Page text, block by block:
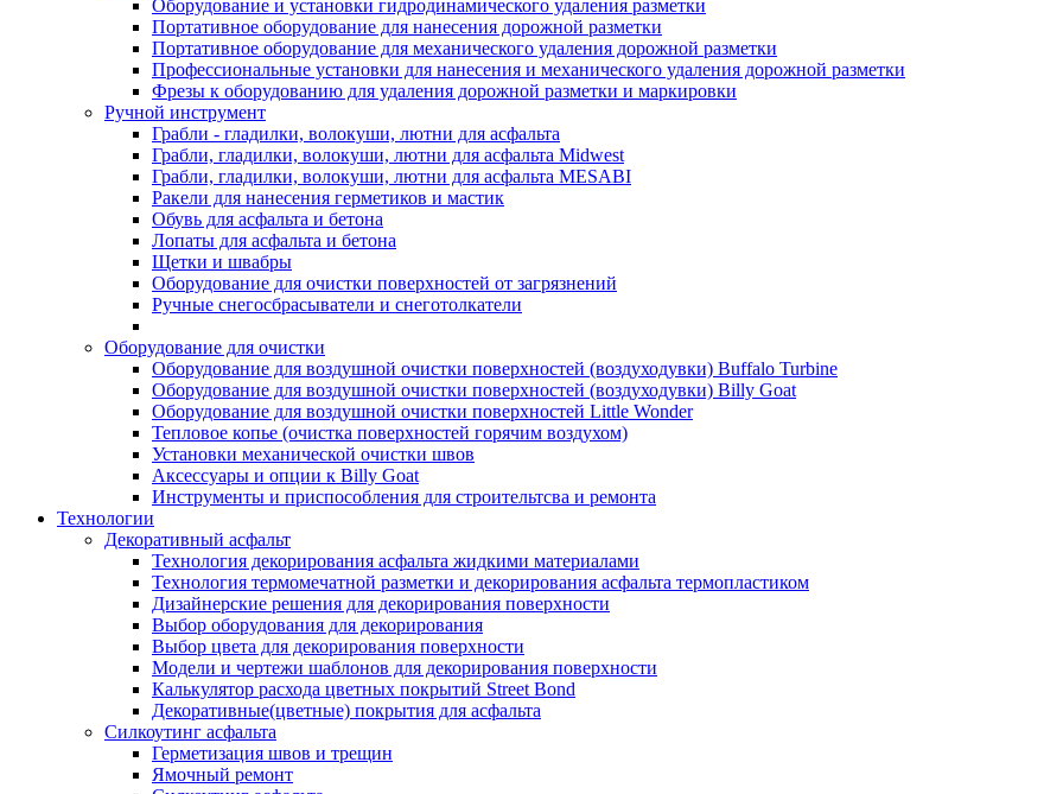
Оборудование и установки гидродинамического удаления разметки
Портативное оборудование для нанесения дорожной разметки
Портативное оборудование для механического удаления дорожной разметки
Профессиональные установки для нанесения и механического удаления дорожной разметки
Фрезы к оборудованию для удаления дорожной разметки и маркировки
Ручной инструмент
Грабли - гладилки, волокуши, лютни для асфальта
Грабли, гладилки, волокуши, лютни для асфальта Midwest
Грабли, гладилки, волокуши, лютни для асфальта MESABI
Ракели для нанесения герметиков и мастик
Обувь для асфальта и бетона
Лопаты для асфальта и бетона
Щетки и швабры
Оборудование для очистки поверхностей от загрязнений
Ручные снегосбрасыватели и снеготолкатели
Оборудование для очистки
Оборудование для воздушной очистки поверхностей (воздуходувки) Buffalo Turbine
Оборудование для воздушной очистки поверхностей (воздуходувки) Billy Goat
Оборудование для воздушной очистки поверхностей Little Wonder
Тепловое копье (очистка поверхностей горячим воздухом)
Установки механической очистки швов
Аксессуары и опции к Billy Goat
Инструменты и приспособления для строительтсва и ремонта
Технологии
Декоративный асфальт
Технология декорирования асфальта жидкими материалами
Технология термомечатной разметки и декорирования асфальта термопластиком
Дизайнерские решения для декорирования поверхности
Выбор оборудования для декорирования
Выбор цвета для декорирования поверхности
Модели и чертежи шаблонов для декорирования поверхности
Калькулятор расхода цветных покрытий Street Bond
Декоративные(цветные) покрытия для асфальта
Силкоутинг асфальта
Герметизация швов и трещин
Ямочный ремонт